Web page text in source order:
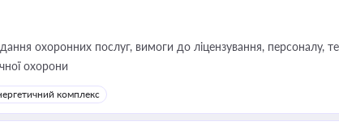
охоронних послуг, вимоги до ліцензування, персоналу,
охорони
комплекс